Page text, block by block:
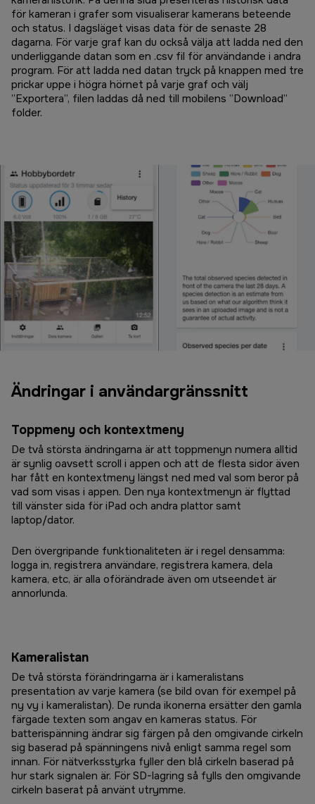
för kameran i grafer som visualiserar kamerans beteende
och status. I dagsläget visas data för de senaste 28
dagarna. För varje graf kan du också välja att ladda ned den
underliggande datan som en .csv fil för användande i andra
program. För att ladda ned datan tryck på knappen med tre
prickar uppe i högra hörnet på varje graf och välj
”Exportera”, filen laddas då ned till mobilens ”Download”
folder.
Ändringar i användargränssnitt
Toppmeny och kontextmeny
De två största ändringarna är att toppmenyn numera alltid
är synlig oavsett scroll i appen och att de flesta sidor även
har fått en kontextmeny längst ned med val som beror på
vad som visas i appen. Den nya kontextmenyn är flyttad
till vänster sida för iPad och andra plattor samt
laptop/dator.
Den övergripande funktionaliteten är i regel densamma:
logga in, registrera användare, registrera kamera, dela
kamera, etc, är alla oförändrade även om utseendet är
annorlunda.
Kameralistan
De två största förändringarna är i kameralistans
presentation av varje kamera (se bild ovan för exempel på
ny vy i kameralistan). De runda ikonerna ersätter den gamla
färgade texten som angav en kameras status. För
batterispänning ändrar sig färgen på den omgivande cirkeln
sig baserad på spänningens nivå enligt samma regel som
innan. För nätverksstyrka fyller den blå cirkeln baserad på
hur stark signalen är. För SD-lagring så fylls den omgivande
cirkeln baserat på använt utrymme.